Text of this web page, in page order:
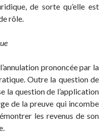
de sorte qu’elle est
rôle.
prononcée par la
Outre la question de
la question de l’application
de la preuve qui incombe
les revenus de son